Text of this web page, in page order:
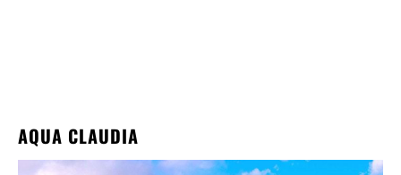
AQUA CLAUDIA